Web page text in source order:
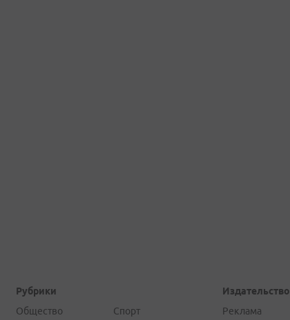
Рубрики
Общество
Спорт
Издательство
Реклама